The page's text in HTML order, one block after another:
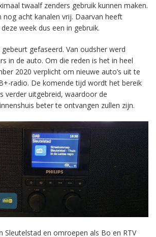
twaalf zenders gebruik kunnen maken.
nog acht kanalen vrij. Daarvan heeft
week dus een in gebruik.
gefaseerd. Van oudsher werd
in de auto. Om die reden is het in heel
2020 verplicht om nieuwe auto’s uit te
radio. De komende tijd wordt het bereik
verder uitgebreid, waardoor de
beter te ontvangen zullen zijn.
Sleutelstad en omroepen als Bo en RTV